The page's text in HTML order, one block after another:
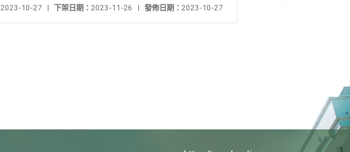
發佈日期： 2023-10-27
下架日期： 2023-11-26 |
2023-10-27 |